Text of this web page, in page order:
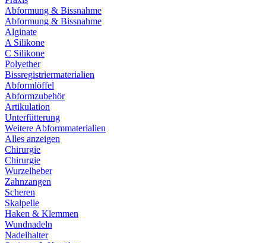
Abformung & Bissnahme
Abformung & Bissnahme
Alginate
A Silikone
C Silikone
Polyether
Bissregistriermaterialien
Abformlöffel
Abformzubehör
Artikulation
Unterfütterung
Weitere Abformmaterialien
Alles anzeigen
Chirurgie
Chirurgie
Wurzelheber
Zahnzangen
Scheren
Skalpelle
Haken & Klemmen
Wundnadeln
Nadelhalter